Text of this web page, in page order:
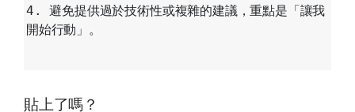
4. 避免提供過於技術性或複雜的建議，重點是「讓我
開始行動」。
貼上了嗎？